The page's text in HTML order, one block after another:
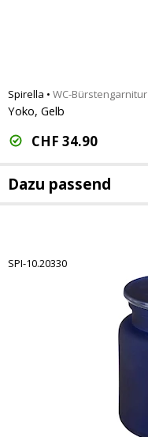
Spirella • WC-Bürstengarnitur
Yoko, Gelb
CHF 34.90
Dazu passend
SPI-10.20330